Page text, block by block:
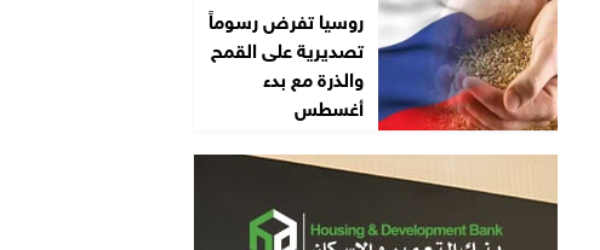
روسيا تفرض رسوماً
تصديرية على القمح
والذرة مع بدء
أغسطس